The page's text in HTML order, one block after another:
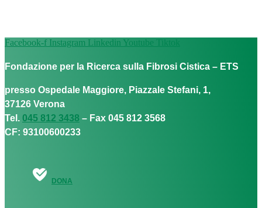
Facebook-f Instagram Linkedin Youtube Tiktok
Fondazione per la Ricerca sulla Fibrosi Cistica – ETS
presso Ospedale Maggiore, Piazzale Stefani, 1,
37126 Verona
Tel. 045 812 3438 – Fax 045 812 3568
CF: 93100600233
DONA